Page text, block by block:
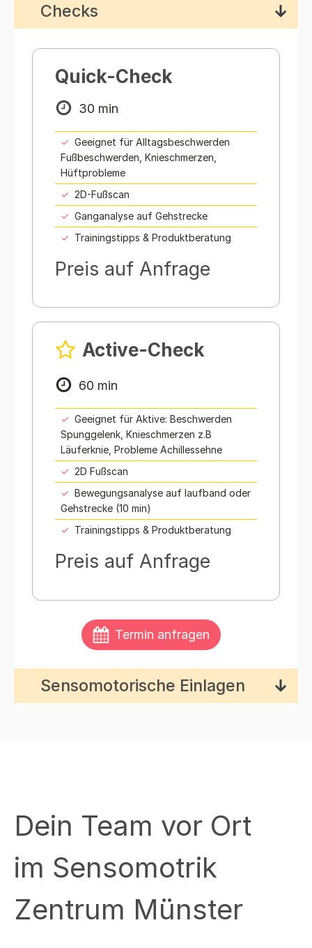
Checks
Quick-Check
30 min
Geeignet für Alltagsbeschwerden
Fußbeschwerden, Knieschmerzen,
Hüftprobleme
2D-Fußscan
Ganganalyse auf Gehstrecke
Trainingstipps & Produktberatung
Preis auf Anfrage
Active-Check
60 min
Geeignet für Aktive: Beschwerden
Spunggelenk, Knieschmerzen z.B
Läuferknie, Probleme Achillessehne
2D Fußscan
Bewegungsanalyse auf laufband oder
Gehstrecke (10 min)
Trainingstipps & Produktberatung
Preis auf Anfrage
Termin anfragen
Sensomotorische Einlagen
möglich
Preis auf Anfrage
Dein Team vor Ort
im Sensomotrik
Zentrum Münster